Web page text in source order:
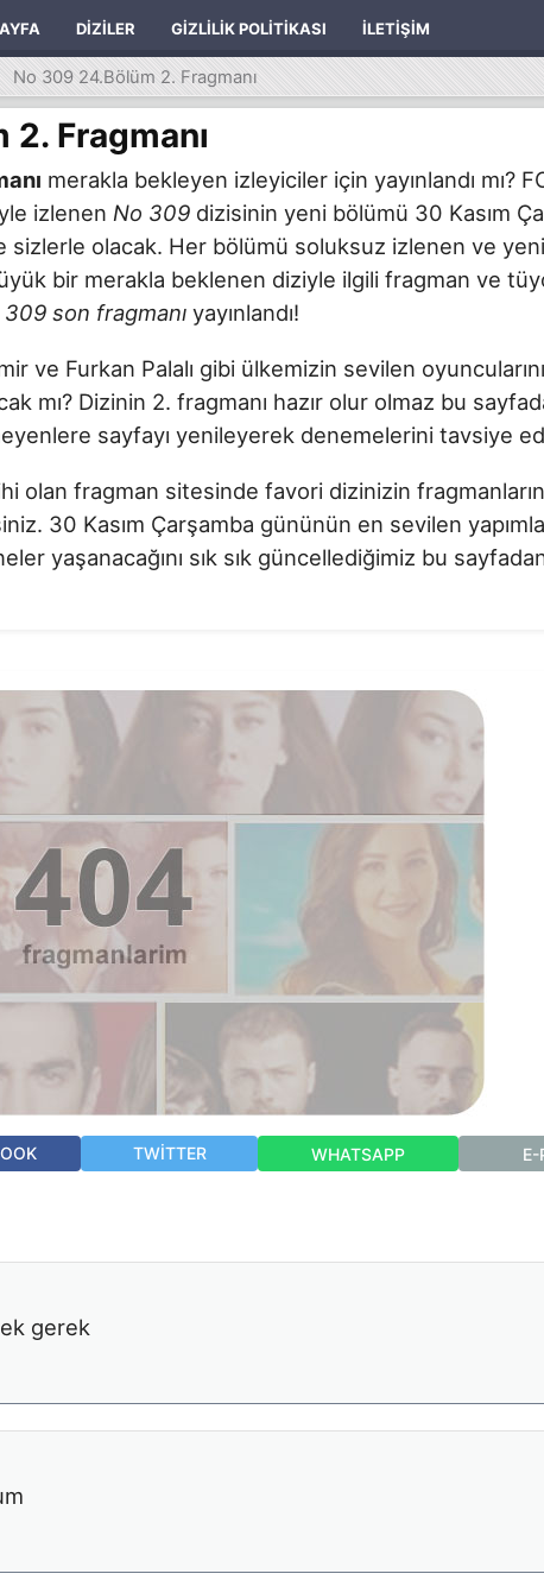
DIZILER GIZLILIK POLITIKASI İLETIŞIM
No 309 24.Bölüm 2. Fragmanı
Fragmanı
merakla bekleyen izleyiciler için yayınlandı mı?
izlenen No 309 dizisinin yeni bölümü 30 Kasım
sizlerle olacak. Her bölümü soluksuz izlenen ve yeni
bir merakla beklenen diziyle ilgili fragman ve
309 son fragmanı yayınlandı!
ve Furkan Palalı gibi ülkemizin sevilen
mı? Dizinin 2. fragmanı hazır olur olmaz bu
sayfayı yenileyerek denemelerini tavsiye
olan fragman sitesinde favori dizinizin
30 Kasım Çarşamba gününün en sevilen
yaşanacağını sık sık güncellediğimiz bu
TWITTER WHATSAPP E-
gerek